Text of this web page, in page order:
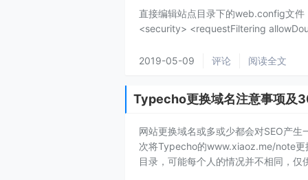
直接编辑站点目录下的web.config文
<security> <requestFiltering
2019-05-09 评论 阅读全文
Typecho更换域名注意事项及
网站更换域名或多或少都会对SEO产
次将Typecho的www.xiaoz.me/note
目录，可能每个人的情况并不相同，仅